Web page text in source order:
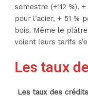
semestre (+112 %),
pour l’acier, + 51 %
bois. Même le
voient leurs tarifs
Les taux
Les taux des